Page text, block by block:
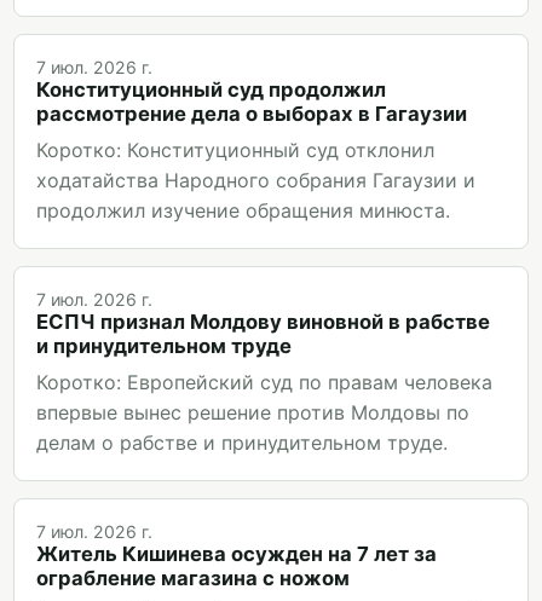
7 июл. 2026 г.
Конституционный суд продолжил
рассмотрение дела о выборах в Гагаузии
Коротко: Конституционный суд отклонил
ходатайства Народного собрания Гагаузии и
продолжил изучение обращения минюста.
7 июл. 2026 г.
ЕСПЧ признал Молдову виновной в рабстве
и принудительном труде
Коротко: Европейский суд по правам человека
впервые вынес решение против Молдовы по
делам о рабстве и принудительном труде.
7 июл. 2026 г.
Житель Кишинева осужден на 7 лет за
ограбление магазина с ножом